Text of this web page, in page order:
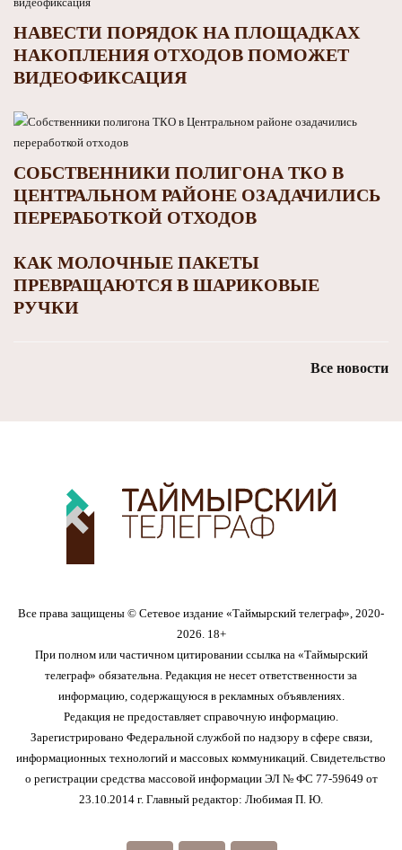
НАВЕСТИ ПОРЯДОК НА ПЛОЩАДКАХ
НАКОПЛЕНИЯ ОТХОДОВ ПОМОЖЕТ
ВИДЕОФИКСАЦИЯ
СОБСТВЕННИКИ ПОЛИГОНА ТКО В
ЦЕНТРАЛЬНОМ РАЙОНЕ ОЗАДАЧИЛИСЬ
ПЕРЕРАБОТКОЙ ОТХОДОВ
КАК МОЛОЧНЫЕ ПАКЕТЫ
ПРЕВРАЩАЮТСЯ В ШАРИКОВЫЕ
РУЧКИ
Все новости
Все права защищены © Сетевое издание «Таймырский телеграф», 2020-
2026. 18+
При полном или частичном цитировании ссылка на «Таймырский
телеграф» обязательна. Редакция не несет ответственности за
информацию, содержащуюся в рекламных объявлениях.
Редакция не предоставляет справочную информацию.
Зарегистрировано Федеральной службой по надзору в сфере связи,
информационных технологий и массовых коммуникаций. Свидетельство
о регистрации средства массовой информации ЭЛ № ФС 77-59649 от
23.10.2014 г. Главный редактор: Любимая П. Ю.